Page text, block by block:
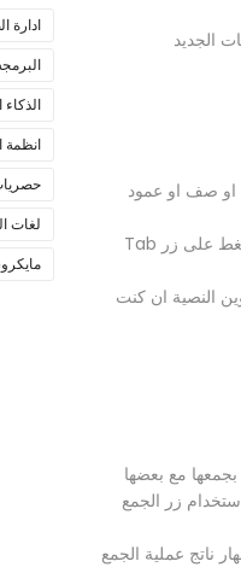
الجديد
او صف او عمود
ادخال البيانات اضف كل البيانات الى جدول البيانات الضغط على زر الادخال للانتقال الى الخلية التالية او الضغط على زر Tab
النصية ان كنت
مع بعضها
زر الجمع
ناتج عملية الجمع
ادارة
انظمة
لغات